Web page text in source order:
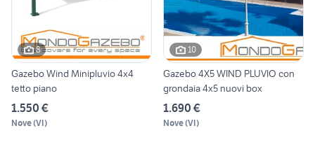
8
Gazebo Wind Minipluvio 4x4
tetto piano
1.550 €
Nove(VI)
10
Gazebo 4X5 WIND PLUVIO con
grondaia 4x5 nuovi box
1.690 €
Nove(VI)